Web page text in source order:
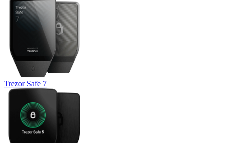
Trezor Safe 7